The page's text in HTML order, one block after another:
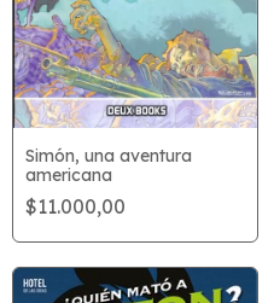
Simón, una aventura
americana
$11.000,00